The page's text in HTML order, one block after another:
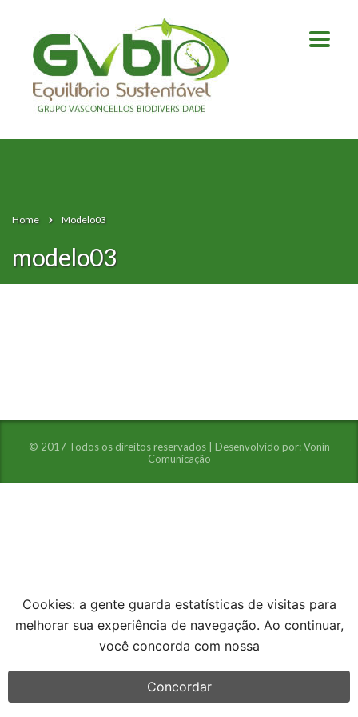
Home Modelo03
modelo03
© 2017 Todos os direitos reservados | Desenvolvido por:Vonin
Comunicação
Cookies: a gente guarda estatísticas de visitas para
melhorar sua experiência de navegação. Ao continuar,
você concorda com nossa
Concordar